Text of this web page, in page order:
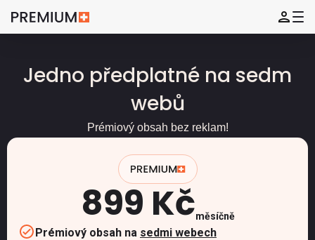
Jedno předplatné na sedm
webů
Prémiový obsah bez reklam!
899 Kčměsíčně
Prémiový obsah na sedmi webech